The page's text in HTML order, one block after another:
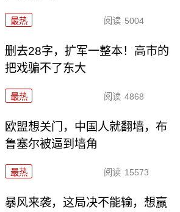
最热 阅读 5004
删去28字，扩军一整本！高市的
把戏骗不了东大
最热 阅读 4868
欧盟想关门，中国人就翻墙，布
鲁塞尔被逼到墙角
最热 阅读 15573
暴风来袭，这局决不能输，想赢